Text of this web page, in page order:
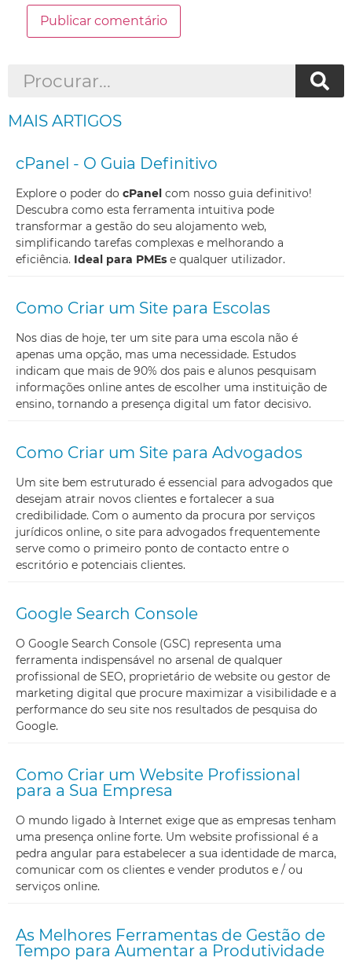
MAIS ARTIGOS
cPanel - O Guia Definitivo
Explore o poder do cPanel com nosso guia definitivo!
Descubra como esta ferramenta intuitiva pode
transformar a gestão do seu alojamento web,
simplificando tarefas complexas e melhorando a
eficiência. Ideal para PMEs e qualquer utilizador.
Como Criar um Site para Escolas
Nos dias de hoje, ter um site para uma escola não é
apenas uma opção, mas uma necessidade. Estudos
indicam que mais de 90% dos pais e alunos pesquisam
informações online antes de escolher uma instituição de
ensino, tornando a presença digital um fator decisivo.
Como Criar um Site para Advogados
Um site bem estruturado é essencial para advogados que
desejam atrair novos clientes e fortalecer a sua
credibilidade. Com o aumento da procura por serviços
jurídicos online, o site para advogados frequentemente
serve como o primeiro ponto de contacto entre o
escritório e potenciais clientes.
Google Search Console
O Google Search Console (GSC) representa uma
ferramenta indispensável no arsenal de qualquer
profissional de SEO, proprietário de website ou gestor de
marketing digital que procure maximizar a visibilidade e a
performance do seu site nos resultados de pesquisa do
Google.
Como Criar um Website Profissional
para a Sua Empresa
O mundo ligado à Internet exige que as empresas tenham
uma presença online forte. Um website profissional é a
pedra angular para estabelecer a sua identidade de marca,
comunicar com os clientes e vender produtos e / ou
serviços online.
As Melhores Ferramentas de Gestão de
Tempo para Aumentar a Produtividade